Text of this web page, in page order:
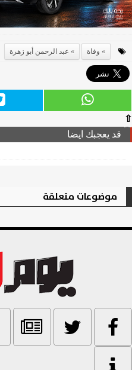
وفاة عبد الرحمن أبو زهرة
⇧
قد يعجبك ايضا
موضوعات متعلقة